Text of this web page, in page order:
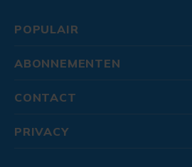
POPULAIR
ABONNEMENTEN
CONTACT
PRIVACY